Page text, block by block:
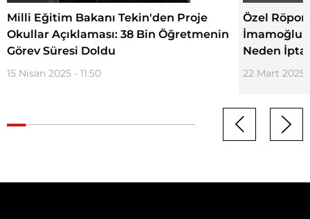
Milli Eğitim Bakanı Tekin'den Proje
Okullar Açıklaması: 38 Bin Öğretmenin
Görev Süresi Doldu
15 Nisan 2025 - 11:50
Özel
Neden
22 Mart 2025